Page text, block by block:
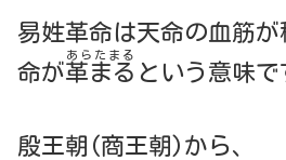
易姓革命は天命の血筋が
命が革まる
あらたまる
という意味で
殷王朝(商王朝)から、